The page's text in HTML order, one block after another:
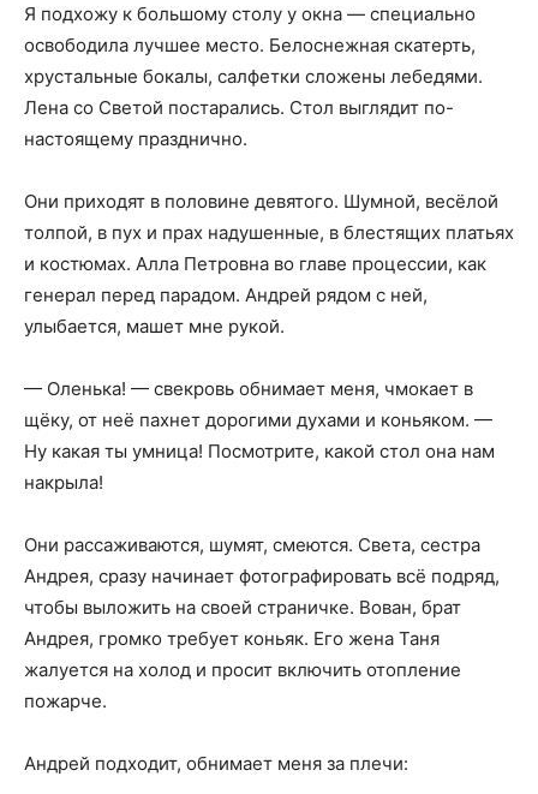
Я подхожу к большому столу у окна — специально
освободила лучшее место. Белоснежная скатерть,
хрустальные бокалы, салфетки сложены лебедями.
Лена со Светой постарались. Стол выглядит по-
настоящему празднично.
Они приходят в половине девятого. Шумной, весёлой
толпой, в пух и прах надушенные, в блестящих платьях
и костюмах. Алла Петровна во главе процессии, как
генерал перед парадом. Андрей рядом с ней,
улыбается, машет мне рукой.
— Оленька! — свекровь обнимает меня, чмокает в
щёку, от неё пахнет дорогими духами и коньяком. —
Ну какая ты умница! Посмотрите, какой стол она нам
накрыла!
Они рассаживаются, шумят, смеются. Света, сестра
Андрея, сразу начинает фотографировать всё подряд,
чтобы выложить на своей страничке. Вован, брат
Андрея, громко требует коньяк. Его жена Таня
жалуется на холод и просит включить отопление
пожарче.
Андрей подходит, обнимает меня за плечи: